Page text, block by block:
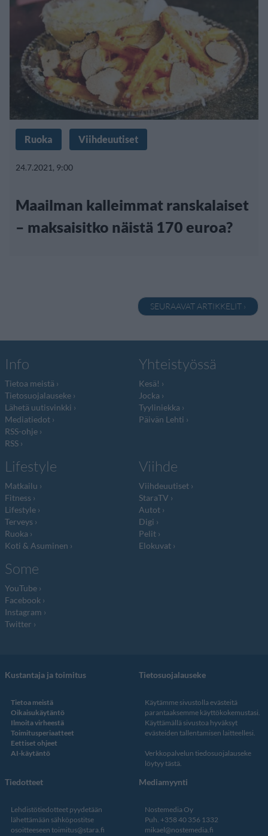
Ruoka Viihdeuutiset
24.7.2021, 9:00
Maailman kalleimmat ranskalaiset
– maksaisitko näistä 170 euroa?
SEURAAVAT ARTIKKELIT ›
Info
Tietoa meistä
Tietosuojalauseke
Lähetä uutisvinkki
Mediatiedot
RSS-ohje
RSS
Yhteistyössä
Kesä!
Jocka
Tyyliniekka
Päivän Lehti
Lifestyle
Matkailu
Fitness
Lifestyle
Terveys
Ruoka
Koti & Asuminen
Viihde
Viihdeuutiset
StaraTV
Autot
Digi
Pelit
Elokuvat
Some
YouTube
Facebook
Instagram
Twitter
Kustantaja ja toimitus
Tietoa meistä
Oikaisukäytäntö
Ilmoita virheestä
Toimitusperiaatteet
Eettiset ohjeet
AI-käytäntö
Tietosuojalauseke
Käytämme sivustolla evästeitä
parantaaksemme käyttökokemustasi.
Käyttämällä sivustoa hyväksyt
evästeiden tallentamisen laitteellesi.
Verkkopalvelun tiedosuojalauseke
löytyy tästä
Tiedotteet
Lehdistötiedotteet pyydetään
lähettämään sähköpostitse
osoitteeseen toimitus@stara.fi
Mediamyynti
Nostemedia Oy
Puh. +358 40 356 1332
mikael@nostemedia.fi